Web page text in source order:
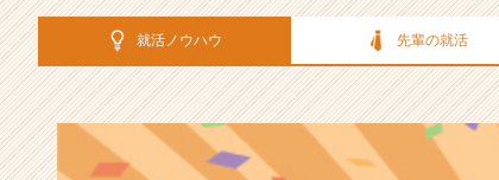
ノ
ハ
記
事
|
就活ノウハウ 先輩の就活